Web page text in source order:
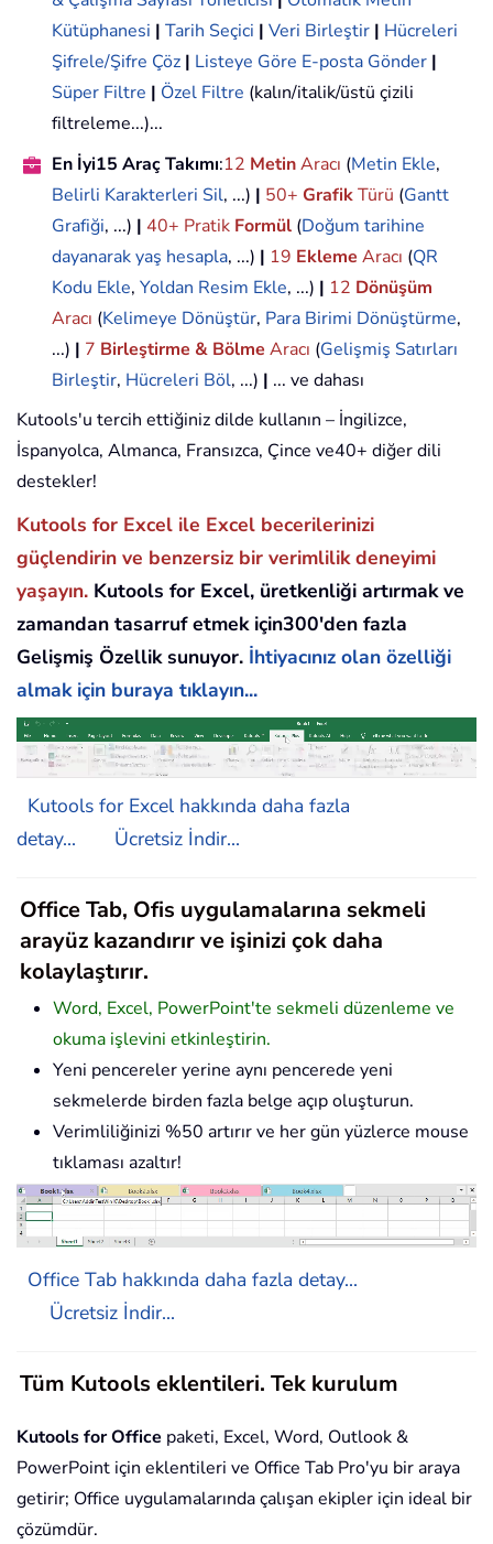
Kütüphanesi | Tarih Seçici | Veri Birleştir | Hücreleri
Şifrele/Şifre Çöz | Listeye Göre E-posta Gönder |
Süper Filtre | Özel Filtre (kalın/italik/üstü çizili
filtreleme...)...
En İyi15 Araç Takımı:12 MetinAracı (Metin Ekle,
Belirli Karakterleri Sil, ...) | 50+ GrafikTürü (Gantt
Grafiği, ...) | 40+ Pratik Formül (Doğum tarihine
dayanarak yaş hesapla, ...) | 19 Ekleme Aracı (QR
Kodu Ekle, Yoldan Resim Ekle, ...) | 12 Dönüşüm
Aracı (Kelimeye Dönüştür, Para Birimi Dönüştürme,
...) | 7 Birleştirme & Bölme Aracı (Gelişmiş Satırları
Birleştir, Hücreleri Böl, ...) | ... ve dahası
Kutools'u tercih ettiğiniz dilde kullanın – İngilizce,
İspanyolca, Almanca, Fransızca, Çince ve40+ diğer dili
destekler!
Kutools for Excel ile Excel becerilerinizi
güçlendirin ve benzersiz bir verimlilik deneyimi
yaşayın. Kutools for Excel, üretkenliği artırmak ve
zamandan tasarruf etmek için300'den fazla
Gelişmiş Özellik sunuyor. İhtiyacınız olan özelliği
almak için buraya tıklayın...
Kutools for Excel hakkında daha fazla
detay...
Ücretsiz İndir...
Office Tab, Ofis uygulamalarına sekmeli
arayüz kazandırır ve işinizi çok daha
kolaylaştırır.
Word, Excel, PowerPoint'te sekmeli düzenleme ve
okuma işlevini etkinleştirin.
Yeni pencereler yerine aynı pencerede yeni
sekmelerde birden fazla belge açıp oluşturun.
Verimliliğinizi %50 artırır ve her gün yüzlerce mouse
tıklaması azaltır!
Office Tab hakkında daha fazla detay...
Ücretsiz İndir...
Tüm Kutools eklentileri. Tek kurulum
Kutools for Office paketi, Excel, Word, Outlook &
PowerPoint için eklentileri ve Office Tab Pro'yu bir araya
getirir; Office uygulamalarında çalışan ekipler için ideal bir
çözümdür.